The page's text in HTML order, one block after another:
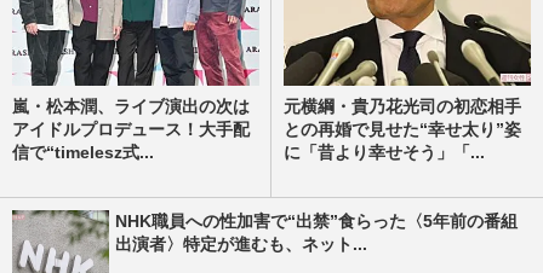
嵐・松本潤、ライブ演出の次は
アイドルプロデュース！大手配
信で“timelesz式...
元横綱・貴乃花光司の初恋相手
との再婚で見せた“幸せ太り”姿
に「昔より幸せそう」「...
NHK職員への性加害で“出禁”食らった〈5年前の番組
出演者〉特定が進むも、ネット...